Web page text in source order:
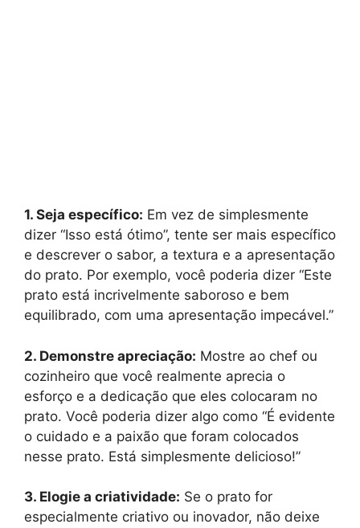
1. Seja específico: Em vez de simplesmente
dizer “Isso está ótimo”, tente ser mais específico
e descrever o sabor, a textura e a apresentação
do prato. Por exemplo, você poderia dizer “Este
prato está incrivelmente saboroso e bem
equilibrado, com uma apresentação impecável.”
2. Demonstre apreciação: Mostre ao chef ou
cozinheiro que você realmente aprecia o
esforço e a dedicação que eles colocaram no
prato. Você poderia dizer algo como “É evidente
o cuidado e a paixão que foram colocados
nesse prato. Está simplesmente delicioso!”
3. Elogie a criatividade: Se o prato for
especialmente criativo ou inovador, não deixe